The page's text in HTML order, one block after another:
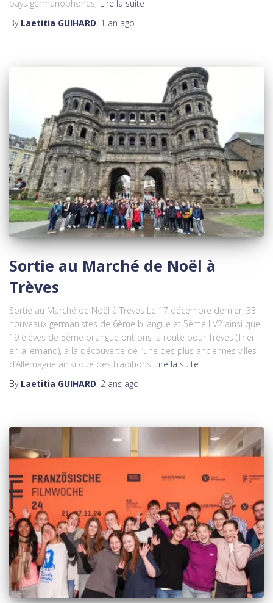
pays germanophones, Lire la suite
By Laetitia GUIHARD, 1 an ago
Sortie au Marché de Noël à
Trèves
Sortie au Marché de Noël à Trèves Le 17 décembre dernier, 33
nouveaux germanistes de 6ème bilangue et 5ème LV2 ainsi que
19 élèves de 5ème bilangue ont pris la route pour Trèves (Trier
en allemand), à la découverte de l’une des plus anciennes villes
d’Allemagne ainsi que des traditions Lire la suite
By Laetitia GUIHARD, 2 ans ago